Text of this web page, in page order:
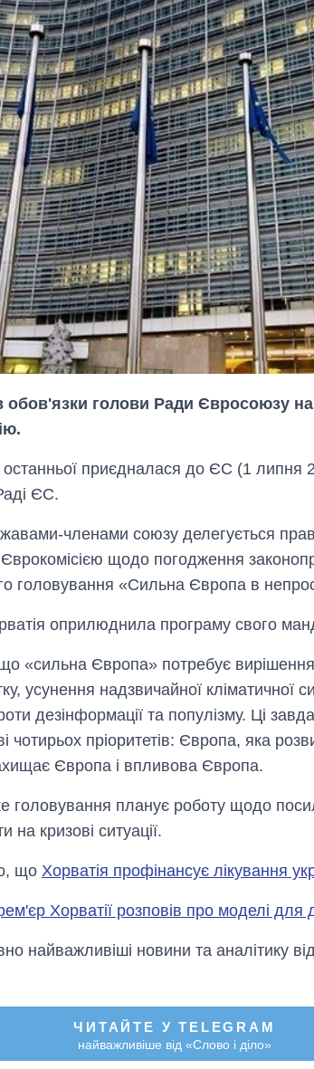
обов'язки голови Ради Євросоюзу на
останньої приєдналася до ЄС (1 липня
ЄС.
членами союзу делегується
щодо погодження
головування «Сильна Європа в
оприлюднила програму свого
що «сильна Європа» потребує
усунення надзвичайної кліматичної
дезінформації та популізму. Ці
чотирьох пріоритетів: Європа, яка
Європа і впливова Європа.
головування планує роботу щодо
на кризові ситуації.
що Хорватія профінансує лікування
Хорватії розповів про моделі для
найважливіші новини та аналітику
ЧИТАЙТЕ У TELEGRAM
найважливіше від «Слово і діло»